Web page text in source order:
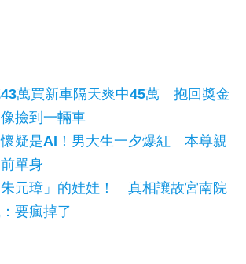
萬買新車隔天爽中45萬 抱回獎金
撿到一輛車
疑是AI！男大生一夕爆紅 本尊親
單身
元璋」的娃娃！ 真相讓故宮南院
要瘋掉了